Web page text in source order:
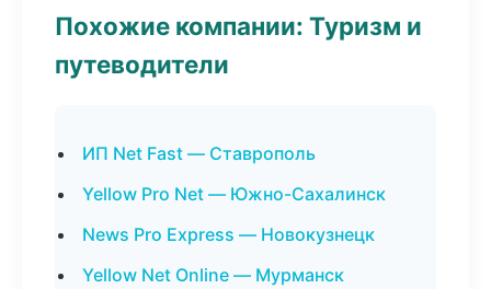
Похожие компании: Туризм и
путеводители
ИП Net Fast — Ставрополь
Yellow Pro Net — Южно-Сахалинск
News Pro Express — Новокузнецк
Yellow Net Online — Мурманск